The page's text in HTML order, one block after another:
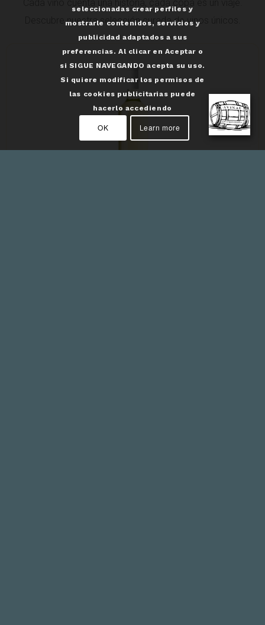
Descubre nuestra selección curada de vinos únicos.
seleccionadas crear perfiles y
mostrarle contenidos, servicios y
publicidad adaptados a sus
preferencias. Al clicar en Aceptar o
si SIGUE NAVEGANDO acepta su uso.
Si quiere modificar los permisos de
las cookies publicitarias puede
hacerlo accediendo
OK Learn more